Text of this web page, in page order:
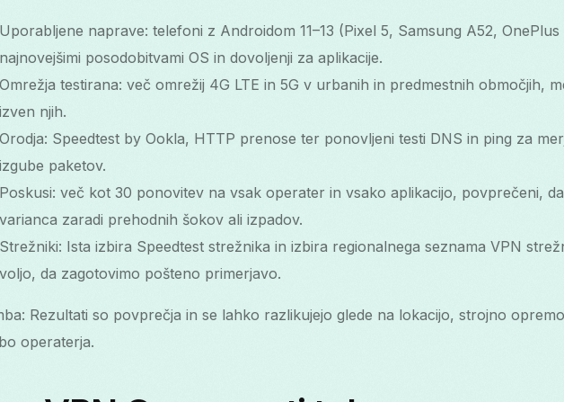
Uporabljene naprave: telefoni z Androidom 11–13 (Pixel 5, Samsung A52,
najnovejšimi posodobitvami OS in dovoljenji za aplikacije.
Omrežja testirana: več omrežij 4G LTE in 5G v urbanih in predmestnih območjih,
izven njih.
Orodja: Speedtest by Ookla, HTTP prenose ter ponovljeni testi DNS in ping za
izgube paketov.
Poskusi: več kot 30 ponovitev na vsak operater in vsako aplikacijo, povprečeni,
varianca zaradi prehodnih šokov ali izpadov.
Strežniki: Ista izbira Speedtest strežnika in izbira regionalnega seznama VPN
voljo, da zagotovimo pošteno primerjavo.
Rezultati so povprečja in se lahko razlikujejo glede na lokacijo, strojno
operaterja.